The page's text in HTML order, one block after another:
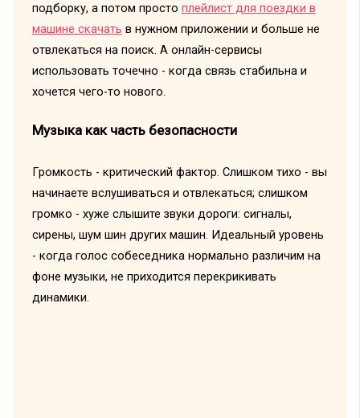
подборку, а потом просто плейлист для поездки в
машине скачать в нужном приложении и больше не
отвлекаться на поиск. А онлайн-сервисы
использовать точечно - когда связь стабильна и
хочется чего-то нового.
Музыка как часть безопасности
Громкость - критический фактор. Слишком тихо - вы
начинаете вслушиваться и отвлекаться; слишком
громко - хуже слышите звуки дороги: сигналы,
сирены, шум шин других машин. Идеальный уровень
- когда голос собеседника нормально различим на
фоне музыки, не приходится перекрикивать
динамики.